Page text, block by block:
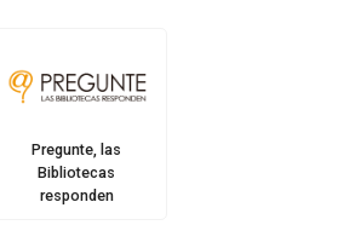
Pregunte, las
Bibliotecas
responden